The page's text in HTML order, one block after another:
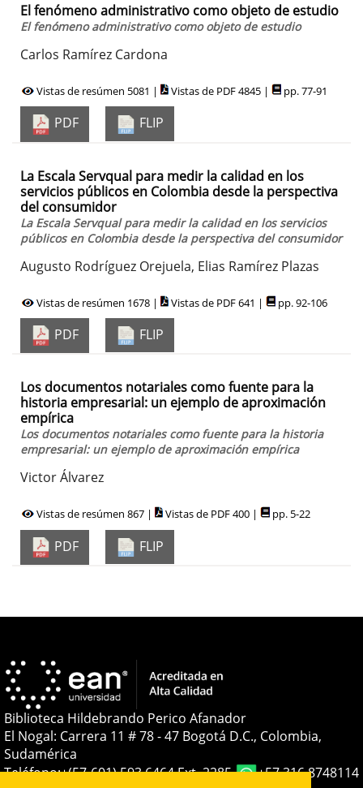
El fenómeno administrativo como objeto de estudio
El fenómeno administrativo como objeto de estudio
Carlos Ramírez Cardona
Vistas de resúmen 5081 | Vistas de PDF 4845 | pp. 77-91
PDF FLIP
La Escala Servqual para medir la calidad en los
servicios públicos en Colombia desde la perspectiva
del consumidor
La Escala Servqual para medir la calidad en los servicios
públicos en Colombia desde la perspectiva del consumidor
Augusto Rodríguez Orejuela, Elias Ramírez Plazas
Vistas de resúmen 1678 | Vistas de PDF 641 | pp. 92-106
PDF FLIP
Los documentos notariales como fuente para la
historia empresarial: un ejemplo de aproximación
empírica
Los documentos notariales como fuente para la historia
empresarial: un ejemplo de aproximación empírica
Victor Álvarez
Vistas de resúmen 867 | Vistas de PDF 400 | pp. 5-22
PDF FLIP
Biblioteca Hildebrando Perico Afanador
El Nogal: Carrera 11 # 78 - 47 Bogotá D.C., Colombia,
Sudamérica
Teléfono:+(57-601) 593 6464 Ext. 2285
+57 316 8748114